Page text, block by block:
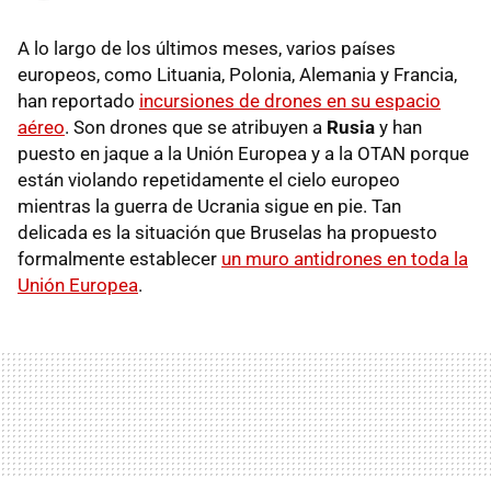
A lo largo de los últimos meses, varios países
europeos, como Lituania, Polonia, Alemania y Francia,
han reportado incursiones de drones en su espacio
aéreo. Son drones que se atribuyen a Rusia y han
puesto en jaque a la Unión Europea y a la OTAN porque
están violando repetidamente el cielo europeo
mientras la guerra de Ucrania sigue en pie. Tan
delicada es la situación que Bruselas ha propuesto
formalmente establecer un muro antidrones en toda la
Unión Europea.